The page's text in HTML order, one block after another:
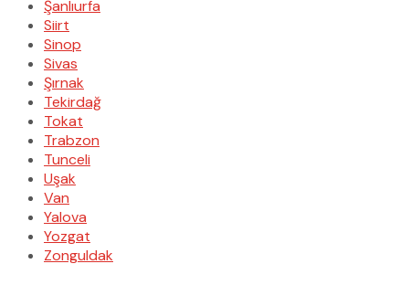
Şanlıurfa
Siirt
Sinop
Sivas
Şırnak
Tekirdağ
Tokat
Trabzon
Tunceli
Uşak
Van
Yalova
Yozgat
Zonguldak